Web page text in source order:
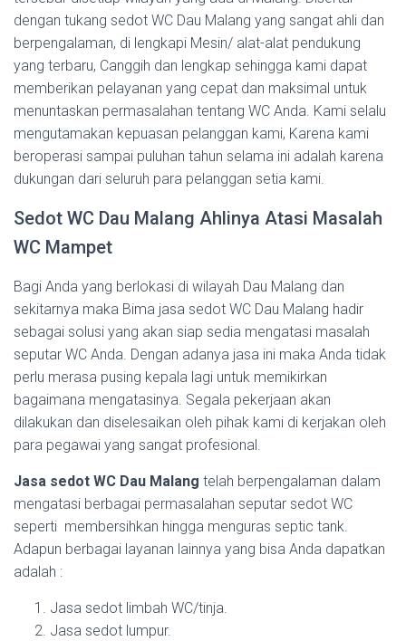
dengan tukang sedot WC Dau Malang yang sangat ahli dan
berpengalaman, di lengkapi Mesin/ alat-alat pendukung
yang terbaru, Canggih dan lengkap sehingga kami dapat
memberikan pelayanan yang cepat dan maksimal untuk
menuntaskan permasalahan tentang WC Anda. Kami selalu
mengutamakan kepuasan pelanggan kami, Karena kami
beroperasi sampai puluhan tahun selama ini adalah karena
dukungan dari seluruh para pelanggan setia kami.
Sedot WC Dau Malang Ahlinya Atasi Masalah
WC Mampet
Bagi Anda yang berlokasi di wilayah Dau Malang dan
sekitarnya maka Bima jasa sedot WC Dau Malang hadir
sebagai solusi yang akan siap sedia mengatasi masalah
seputar WC Anda. Dengan adanya jasa ini maka Anda tidak
perlu merasa pusing kepala lagi untuk memikirkan
bagaimana mengatasinya. Segala pekerjaan akan
dilakukan dan diselesaikan oleh pihak kami di kerjakan oleh
para pegawai yang sangat profesional.
Jasa sedot WC Dau Malang telah berpengalaman dalam
mengatasi berbagai permasalahan seputar sedot WC
seperti membersihkan hingga menguras septic tank.
Adapun berbagai layanan lainnya yang bisa Anda dapatkan
adalah :
Jasa sedot limbah WC/tinja.
Jasa sedot lumpur.